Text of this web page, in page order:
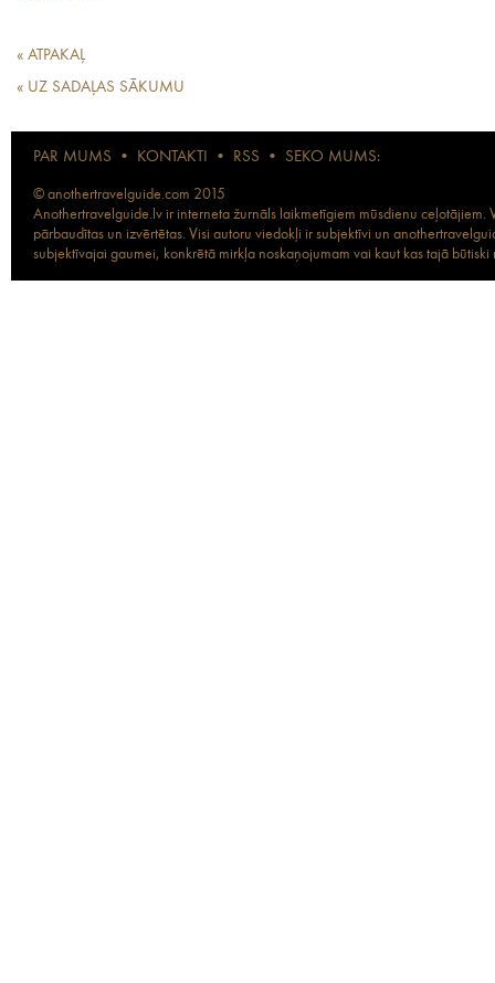
« ATPAKAĻ
« UZ SADAĻAS SĀKUMU
PAR MUMS • KONTAKTI • RSS • SEKO MUMS:
© anothertravelguide.com 2015
Anothertravelguide.lv ir interneta žurnāls laikmetīgiem mūsdienu
pārbaudītas un izvērtētas. Visi autoru viedokļi ir subjektīvi un
subjektīvajai gaumei, konkrētā mirkļa noskaņojumam vai kaut kas tajā